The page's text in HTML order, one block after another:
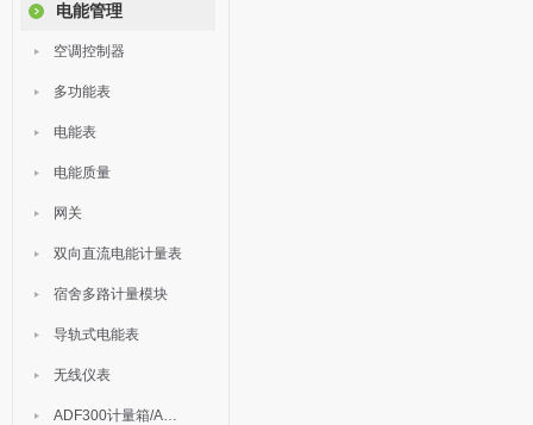
电能管理
空调控制器
多功能表
电能表
电能质量
网关
双向直流电能计量表
宿舍多路计量模块
导轨式电能表
无线仪表
ADF300计量箱/AEW无线计量